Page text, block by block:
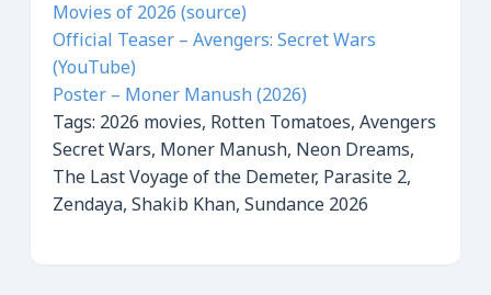
Movies of 2026 (source)
Official Teaser – Avengers: Secret Wars
(YouTube)
Poster – Moner Manush (2026)
Tags: 2026 movies, Rotten Tomatoes, Avengers
Secret Wars, Moner Manush, Neon Dreams,
The Last Voyage of the Demeter, Parasite 2,
Zendaya, Shakib Khan, Sundance 2026